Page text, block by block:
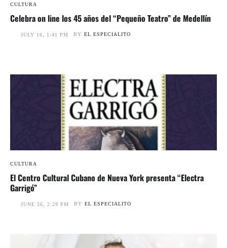
CULTURA
Celebra on line los 45 años del “Pequeño Teatro” de Medellín
JULY 16, 1:41 PM BY EL ESPECIALITO
CULTURA
El Centro Cultural Cubano de Nueva York presenta “Electra
Garrigó”
JUNE 26, 2:29 PM BY EL ESPECIALITO